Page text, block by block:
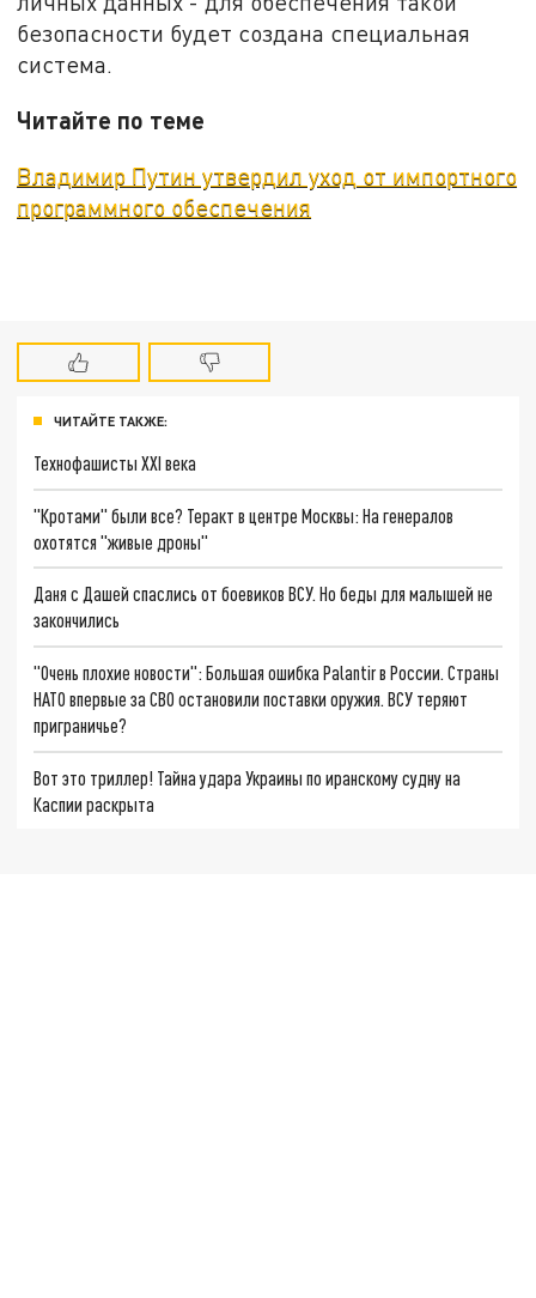
безопасности будет создана специальная
система.
Читайте по теме
Владимир Путин утвердил уход от импортного
программного обеспечения
ЧИТАЙТЕ ТАКЖЕ:
Технофашисты XXI века
"Кротами" были все? Теракт в центре Москвы: На генералов
охотятся "живые дроны"
Даня с Дашей спаслись от боевиков ВСУ. Но беды для малышей не
закончились
"Очень плохие новости": Большая ошибка Palantir в России. Страны
НАТО впервые за СВО остановили поставки оружия. ВСУ теряют
приграничье?
Вот это триллер! Тайна удара Украины по иранскому судну на
Каспии раскрыта